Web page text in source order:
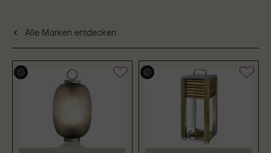
Alle Marken entdecken